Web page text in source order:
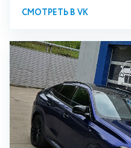
СМОТРЕТЬ В VK